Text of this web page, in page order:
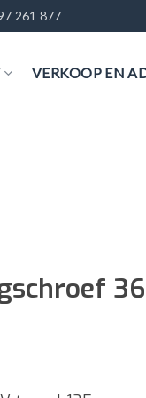
261 877
VERKOOP EN